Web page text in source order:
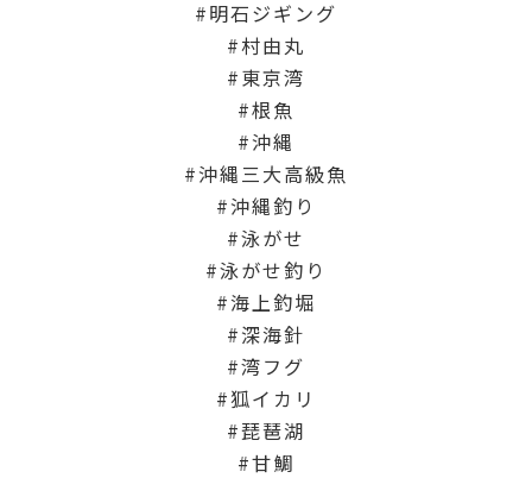
明石ジギング
村由丸
東京湾
根魚
沖縄
沖縄三大高級魚
沖縄釣り
泳がせ
泳がせ釣り
海上釣堀
深海針
湾フグ
狐イカリ
琵琶湖
甘鯛